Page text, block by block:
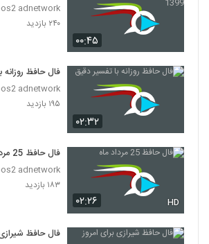
۰۰:۴۵
adnetwork
۲۴۰ بازدید
۰۲:۳۲
فال حافظ روزانه
adnetwork
۱۹۵ بازدید
۰۲:۲۶ HD
فال حافظ 25 مرداد ماه
adnetwork
۱۸۳ بازدید
فال حافظ